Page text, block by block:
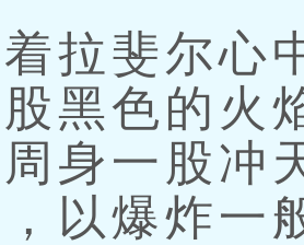
斐尔心中
黑色的火
身一股冲
以爆炸一